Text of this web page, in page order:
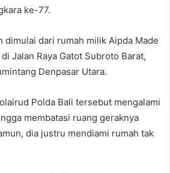
ke-77.
dimulai dari rumah milik Aipda Made
Jalan Raya Gatot Subroto Barat,
Denpasar Utara.
Polda Bali tersebut mengalami
membatasi ruang geraknya
dia justru mendiami rumah tak